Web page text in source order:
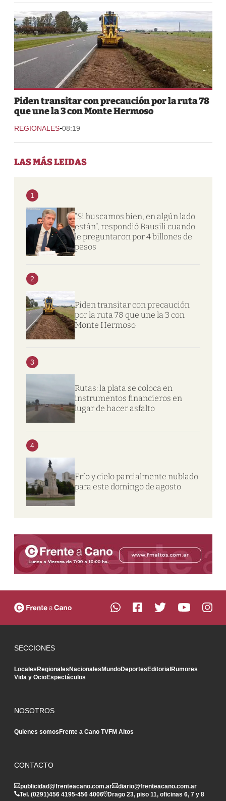
Piden transitar con precaución por la ruta 78
que une la 3 con Monte Hermoso
REGIONALES-08:19
LAS MÁS LEIDAS
1
“Si buscamos bien, en algún lado
están”, respondió Bausili cuando
le preguntaron por 4 billones de
pesos
2
Piden transitar con precaución
por la ruta 78 que une la 3 con
Monte Hermoso
3
Rutas: la plata se coloca en
instrumentos financieros en
lugar de hacer asfalto
4
Frío y cielo parcialmente nublado
para este domingo de agosto
SECCIONES
LocalesRegionalesNacionalesMundoDeportesEditorialRumores
Vida y OcioEspectáculos
NOSOTROS
Quienes somosFrente a Cano TVFM Altos
CONTACTO
publicidad@frenteacano.com.ar
diario@frenteacano.com.ar
Tel. (0291)456 4195-456 4006 Drago 23, piso 11, oficinas 6, 7 y 8